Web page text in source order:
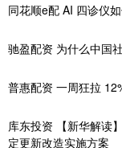
同花顺e配 AI 四诊仪
驰盈配资 为什么中国
普惠配资 一周狂拉
库东投资 【新华解读
定更新改造实施方案